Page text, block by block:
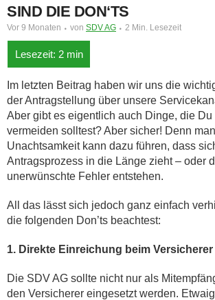
SIND DIE DON‘TS
Vor 9 Monaten von SDV AG 2 Min. Lesezeit
Im letzten Beitrag haben wir uns die
der Antragstellung über unsere
Aber gibt es eigentlich auch Dinge, die
vermeiden solltest? Aber sicher! Denn
Unachtsamkeit kann dazu führen, dass
Antragsprozess in die Länge zieht – oder
unerwünschte Fehler entstehen.
All das lässt sich jedoch ganz einfach
die folgenden Don’ts beachtest:
1. Direkte Einreichung beim Versicherer
Die SDV AG sollte nicht nur als
den Versicherer eingesetzt werden.